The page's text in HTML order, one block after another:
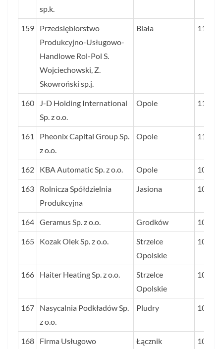
sp.k.
159
Przedsiębiorstwo
Produkcyjno-Usługowo-
Handlowe Rol-Pol S.
Wojciechowski, Z.
Skowroński sp.j.
Biała 114
160
J-D Holding International
Sp. z o.o.
Opole 114
161
Pheonix Capital Group Sp.
z o.o.
Opole 111
162 KBA Automatic Sp. z o.o. Opole 107
163
Rolnicza Spółdzielnia
Produkcyjna
Jasiona 106
164 Geramus Sp. z o.o. Grodków 106
165 Kozak Olek Sp. z o.o.
Strzelce
Opolskie
106
166 Haiter Heating Sp. z o.o.
Strzelce
Opolskie
103
167
Nasycalnia Podkładów Sp.
z o.o.
Pludry 102
168
Firma Usługowo
Łącznik 102